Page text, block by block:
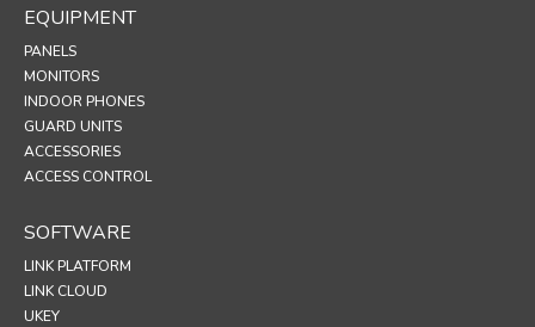
EQUIPMENT
PANELS
MONITORS
INDOOR PHONES
GUARD UNITS
ACCESSORIES
ACCESS CONTROL
SOFTWARE
LINK PLATFORM
LINK CLOUD
UKEY